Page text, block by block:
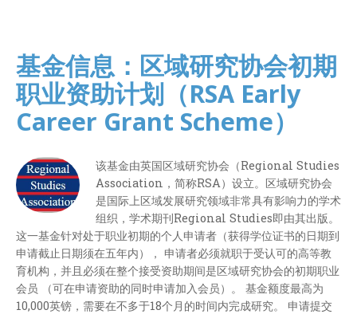
基金信息：区域研究协会初期
职业资助计划（RSA Early
Career Grant Scheme）
该基金由英国区域研究协会（Regional Studies
Association，简称RSA）设立。区域研究协会
是国际上区域发展研究领域非常具有影响力的学术
组织，学术期刊Regional Studies即由其出版。
这一基金针对处于职业初期的个人申请者（获得学位证书的日期到
申请截止日期须在五年内）， 申请者必须就职于受认可的高等教
育机构，并且必须在整个接受资助期间是区域研究协会的初期职业
会员 （可在申请资助的同时申请加入会员）。 基金额度最高为
10,000英镑，需要在不多于18个月的时间内完成研究。 申请提交